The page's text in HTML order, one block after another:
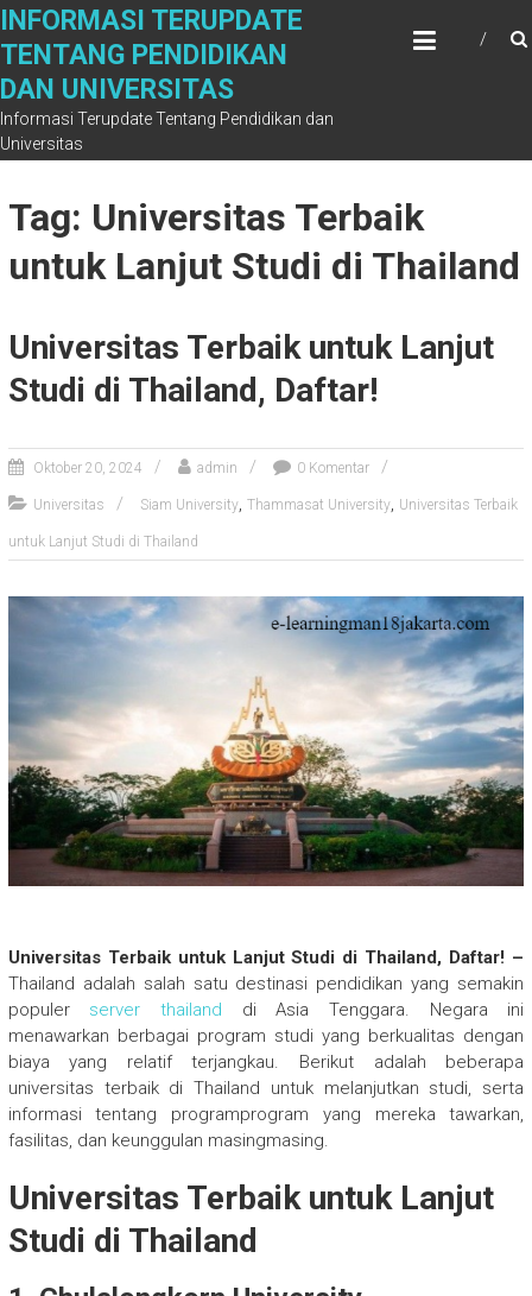
Skip
content
INFORMASI TERUPDATE
TENTANG PENDIDIKAN
DAN UNIVERSITAS
Informasi Terupdate Tentang Pendidikan dan
Universitas
Tag: Universitas Terbaik
untuk Lanjut Studi di Thailand
Universitas Terbaik untuk Lanjut
Studi di Thailand, Daftar!
Oktober 20, 2024 admin 0 Komentar
Universitas Siam University, Thammasat University, Universitas Terbaik
untuk Lanjut Studi di Thailand
Universitas Terbaik untuk Lanjut Studi di Thailand, Daftar! –
Thailand adalah salah satu destinasi pendidikan yang semakin
populer server thailand di Asia Tenggara. Negara ini
menawarkan berbagai program studi yang berkualitas dengan
biaya yang relatif terjangkau. Berikut adalah beberapa
universitas terbaik di Thailand untuk melanjutkan studi, serta
informasi tentang programprogram yang mereka tawarkan,
fasilitas, dan keunggulan masingmasing.
Universitas Terbaik untuk Lanjut
Studi di Thailand